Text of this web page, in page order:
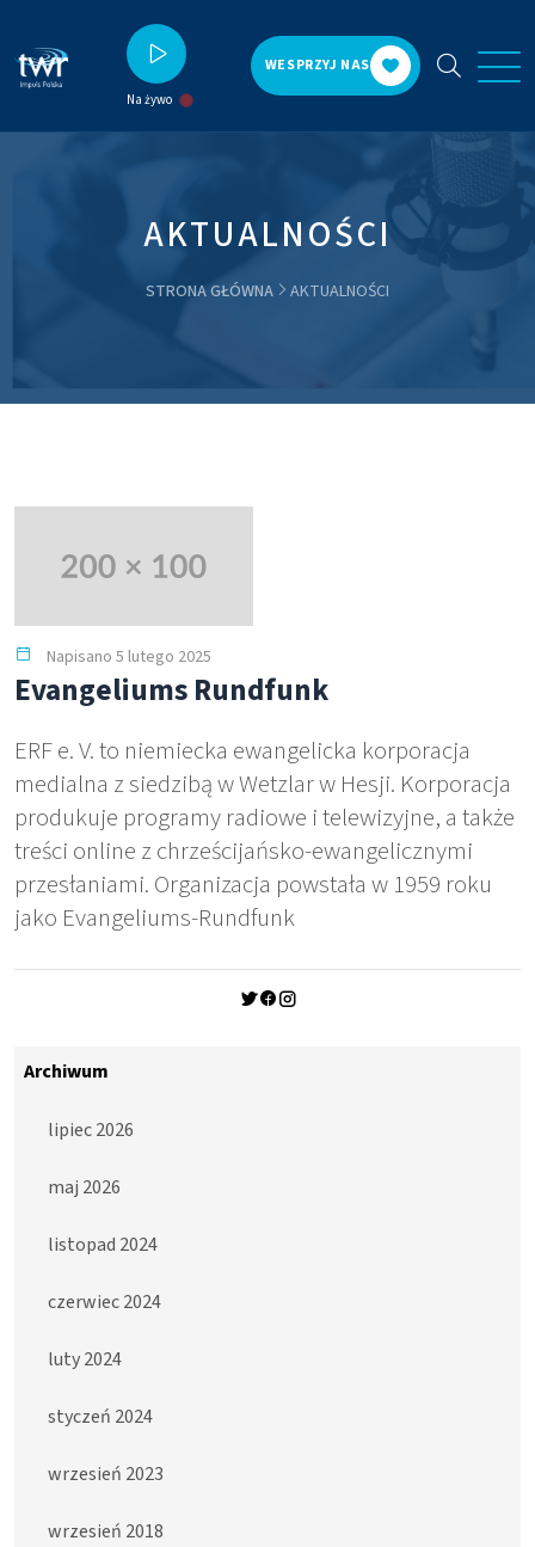
Na żywo
WESPRZYJ NAS
AKTUALNOŚCI
STRONA GŁÓWNA AKTUALNOŚCI
Napisano 5 lutego 2025
Evangeliums Rundfunk
ERF e. V. to niemiecka ewangelicka korporacja
medialna z siedzibą w Wetzlar w Hesji. Korporacja
produkuje programy radiowe i telewizyjne, a także
treści online z chrześcijańsko-ewangelicznymi
przesłaniami. Organizacja powstała w 1959 roku
jako Evangeliums-Rundfunk
Archiwum
lipiec 2026
maj 2026
listopad 2024
czerwiec 2024
luty 2024
styczeń 2024
wrzesień 2023
wrzesień 2018